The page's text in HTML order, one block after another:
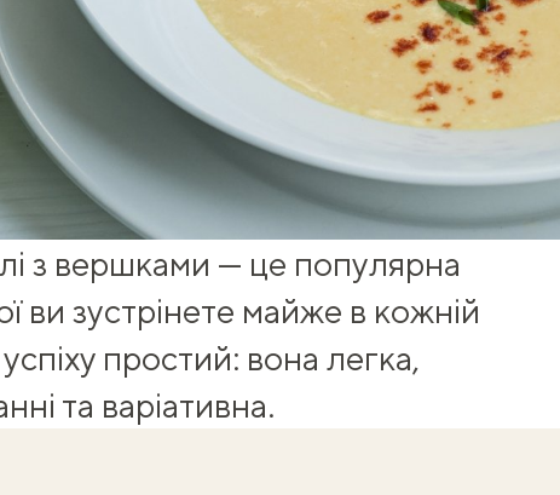
з вершками — це популярна
ви зустрінете майже в кожній
успіху простий: вона легка,
та варіативна.